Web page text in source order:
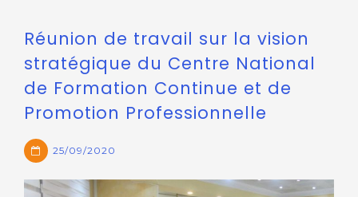
Réunion de travail sur la vision
stratégique du Centre National
de Formation Continue et de
Promotion Professionnelle
25/09/2020